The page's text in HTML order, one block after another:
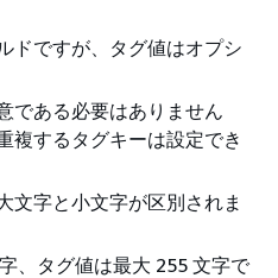
ドですが、タグ値はオプシ
である必要はありません
複するタグキーは設定でき
文字と小文字が区別されま
、タグ値は最大 255 文字で